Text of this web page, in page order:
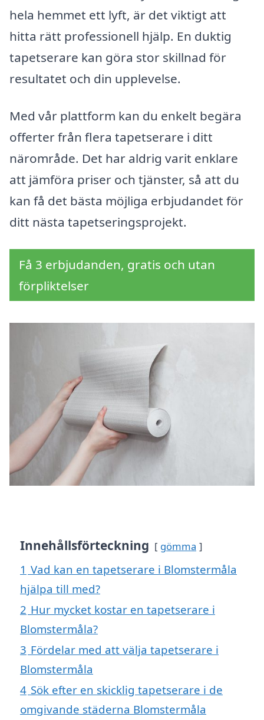
hela hemmet ett lyft, är det viktigt att
hitta rätt professionell hjälp. En duktig
tapetserare kan göra stor skillnad för
resultatet och din upplevelse.
Med vår plattform kan du enkelt begära
offerter från flera tapetserare i ditt
närområde. Det har aldrig varit enklare
att jämföra priser och tjänster, så att du
kan få det bästa möjliga erbjudandet för
ditt nästa tapetseringsprojekt.
Få 3 erbjudanden, gratis och utan
förpliktelser
Innehållsförteckning gömma
1 Vad kan en tapetserare i Blomstermåla
hjälpa till med?
2 Hur mycket kostar en tapetserare i
Blomstermåla?
3 Fördelar med att välja tapetserare i
Blomstermåla
4 Sök efter en skicklig tapetserare i de
omgivande städerna Blomstermåla